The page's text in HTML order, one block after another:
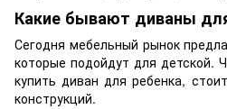
Какие бывают диваны
Сегодня мебельный рынок
которые подойдут для детской.
купить диван для ребенка,
конструкций.